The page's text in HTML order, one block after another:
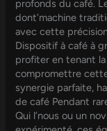
profonds du café.
dont’machine
avec cette
Dispositif à café à
profiter en tenant
compromettre
synergie parfaite,
de café Pendant
Qui l’nous ou un